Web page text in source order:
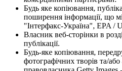
Будь яке копіювання,
поширення інформації, що
"Інтерфакс-Україна", EPA /
Власник веб-сторінки в
публікації.
Будь-яке копіювання,
фотографічних творів та/або